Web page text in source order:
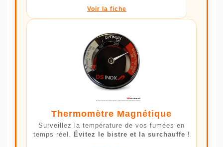
Voir la fiche
Thermomètre Magnétique
Surveillez la température de vos fumées en
temps réel. Évitez le bistre et la surchauffe !